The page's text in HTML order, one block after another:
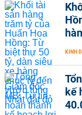
KINH
kế